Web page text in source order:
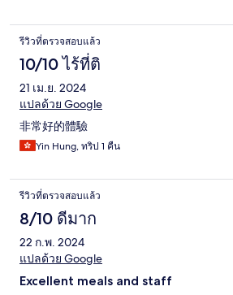
รีวิวที่ตรวจสอบแล้ว
10/10 ไร้ที่ติ
21 เม.ย. 2024
แปลด้วย Google
非常好的體驗
Yin Hung, ทริป 1 คืน
รีวิวที่ตรวจสอบแล้ว
8/10 ดีมาก
22 ก.พ. 2024
แปลด้วย Google
Excellent meals and staff